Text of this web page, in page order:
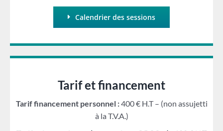
Calendrier des sessions
Tarif et financement
Tarif financement personnel :400 € H.T – (non assujetti
à la T.V.A.)